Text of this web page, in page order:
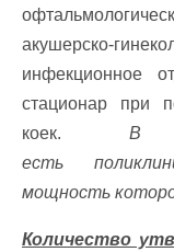
акушерско-
инфекционное
стационар при
коек. В
есть
мощность
Количество